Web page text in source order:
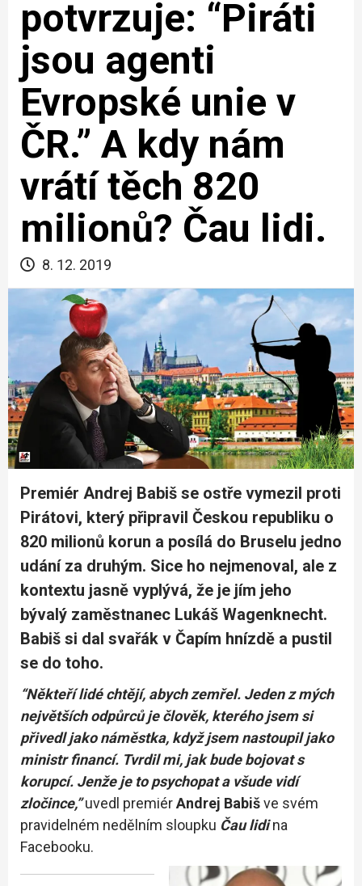
potvrzuje: “Piráti
jsou agenti
Evropské unie v
ČR.” A kdy nám
vrátí těch 820
milionů? Čau lidi.
8. 12. 2019
Premiér Andrej Babiš se ostře vymezil proti
Pirátovi, který připravil Českou republiku o
820 milionů korun a posílá do Bruselu jedno
udání za druhým. Sice ho nejmenoval, ale z
kontextu jasně vyplývá, že je jím jeho
bývalý zaměstnanec Lukáš Wagenknecht.
Babiš si dal svařák v Čapím hnízdě a pustil
se do toho.
“Někteří lidé chtějí, abych zemřel. Jeden z mých
největších odpůrců je člověk, kterého jsem si
přivedl jako náměstka, když jsem nastoupil jako
ministr financí. Tvrdil mi, jak bude bojovat s
korupcí. Jenže je to psychopat a všude vidí
zločince,”uvedl premiérAndrej Babišve svém
pravidelném nedělním sloupku Čau lidina
Facebooku.